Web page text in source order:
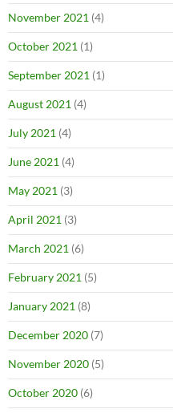
November 2021 (4)
October 2021 (1)
September 2021 (1)
August 2021 (4)
July 2021 (4)
June 2021 (4)
May 2021 (3)
April 2021 (3)
March 2021 (6)
February 2021 (5)
January 2021 (8)
December 2020 (7)
November 2020 (5)
October 2020 (6)